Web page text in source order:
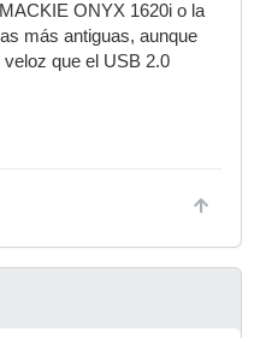
ONYX 1620i o la
más antiguas, aunque
que el USB 2.0